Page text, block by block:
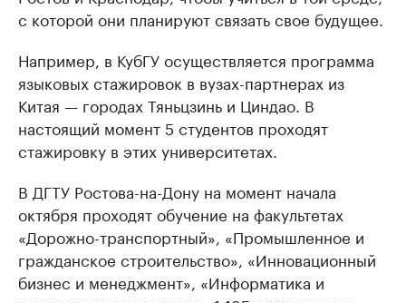
с которой они планируют связать свое будущее.
Например, в КубГУ осуществляется программа
языковых стажировок в вузах-партнерах из
Китая — городах Тяньцзинь и Циндао. В
настоящий момент 5 студентов проходят
стажировку в этих университетах.
В ДГТУ Ростова-на-Дону на момент начала
октября проходят обучение на факультетах
«Дорожно-транспортный», «Промышленное и
гражданское строительство», «Инновационный
бизнес и менеджмент», «Информатика и